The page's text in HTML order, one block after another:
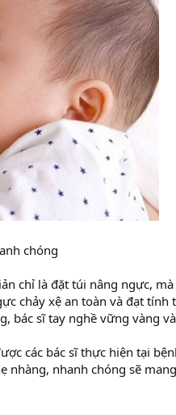
chóng
chỉ là đặt túi nâng ngực,
chảy xệ an toàn và đạt
bác sĩ tay nghề vững vàng
các bác sĩ thực hiện tại
nhàng, nhanh chóng sẽ